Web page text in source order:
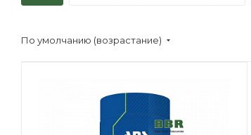
По умолчанию (возрастание)